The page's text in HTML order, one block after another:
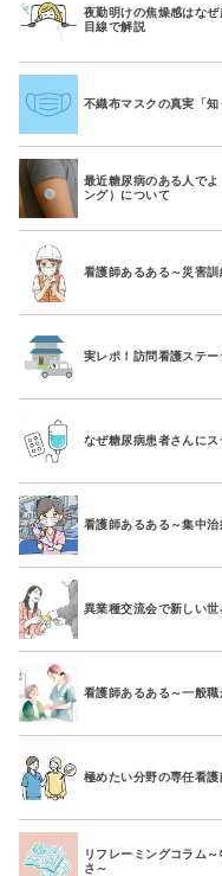
夜勤明けの焦燥感はな
目線で解説
不織布マスクの真実「知
最近糖尿病のある人で
ング）について
看護師あるある～災害訓
実レポ！訪問看護ステ
なぜ糖尿病患者さんにス
看護師あるある～集中
異業種交流会で新しい
看護師あるある～一般
極めたい分野の専任看
リフレーミングコラム
さ～